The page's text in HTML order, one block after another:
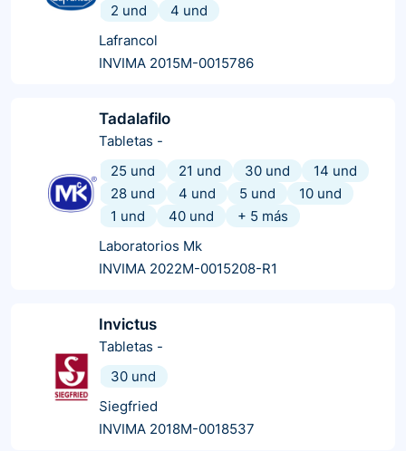
2 und
4 und
Lafrancol
INVIMA 2015M-0015786
Tadalafilo
Tabletas -
25 und
21 und 30 und
14 und
28 und
4 und 5 und
10 und
1 und
40 und + 5 más
Laboratorios Mk
INVIMA 2022M-0015208-R1
Invictus
Tabletas -
30 und
Siegfried
INVIMA 2018M-0018537